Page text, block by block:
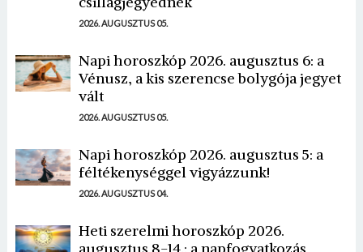
2026. AUGUSZTUS 05.
Napi horoszkóp 2026. augusztus 6: a
Vénusz, a kis szerencse bolygója jegyet
vált
2026. AUGUSZTUS 05.
Napi horoszkóp 2026. augusztus 5: a
féltékenységgel vigyázzunk!
2026. AUGUSZTUS 04.
Heti szerelmi horoszkóp 2026.